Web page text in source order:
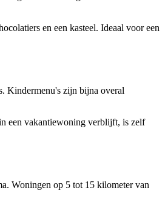
en een kasteel. Ideaal voor een
Kindermenu's zijn bijna overal
een vakantiewoning verblijft, is zelf
Woningen op 5 tot 15 kilometer van